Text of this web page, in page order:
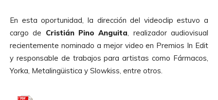
o
r
d
e
A
En esta oportunidad, la dirección del videoclip estuvo a
cargo de Cristián Pino Anguita , realizador audiovisual
recientemente nominado a mejor video en Premios In Edit
y responsable de trabajos para artistas como Fármacos,
Yorka, Metalingüistica y Slowkiss, entre otros.